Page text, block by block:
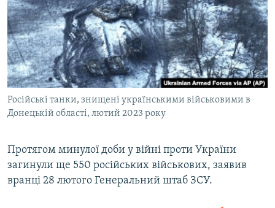
ДЕПОРТАЦІЯ
ВІДЕОУРОКИ «ELIFBE»
СВІДЧЕННЯ ОКУПАЦІЇ
УКРАЇНСЬКА ПРОБЛЕМА КРИМУ
ІНФОГРАФІКА
ЯК ОБІЙТИ БЛОКУВАННЯ
Русский
Qırımtatar
ДОЛУЧАЙСЯ!
Усі сайти RFE/RL
Російські танки, знищені українськими військовими в
Донецькій області, лютий 2023 року
Протягом минулої доби у війні проти України
загинули ще 550 російських військових, заявив
вранці 28 лютого Генеральний штаб ЗСУ.